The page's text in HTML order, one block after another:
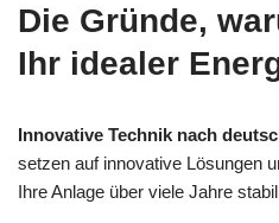
Die Gründe,
Ihr idealer
Innovative Technik nach
setzen auf innovative Lösungen
Ihre Anlage über viele Jahre